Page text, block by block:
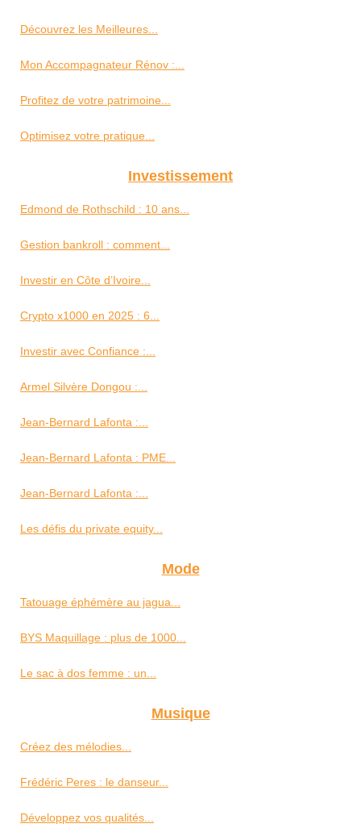
Découvrez les Meilleures...
Mon Accompagnateur Rénov :...
Profitez de votre patrimoine...
Optimisez votre pratique...
Investissement
Edmond de Rothschild : 10 ans...
Gestion bankroll : comment...
Investir en Côte d’Ivoire...
Crypto x1000 en 2025 : 6...
Investir avec Confiance :...
Armel Silvère Dongou :...
Jean-Bernard Lafonta :...
Jean-Bernard Lafonta : PME...
Jean-Bernard Lafonta :...
Les défis du private equity...
Mode
Tatouage éphémère au jagua...
BYS Maquillage : plus de 1000...
Le sac à dos femme : un...
Musique
Créez des mélodies...
Frédéric Peres : le danseur...
Développez vos qualités...